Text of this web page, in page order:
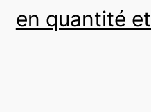
en quantité